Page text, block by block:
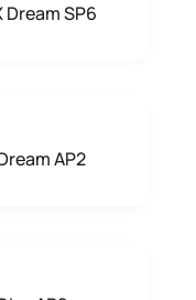
Dream SP6
AP2